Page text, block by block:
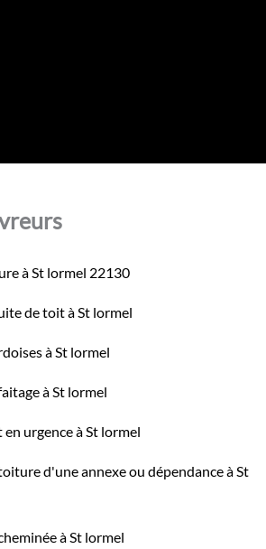
à St lormel 22130
de toit à St lormel
à St lormel
à St lormel
urgence à St lormel
d'une annexe ou dépendance à St
à St lormel